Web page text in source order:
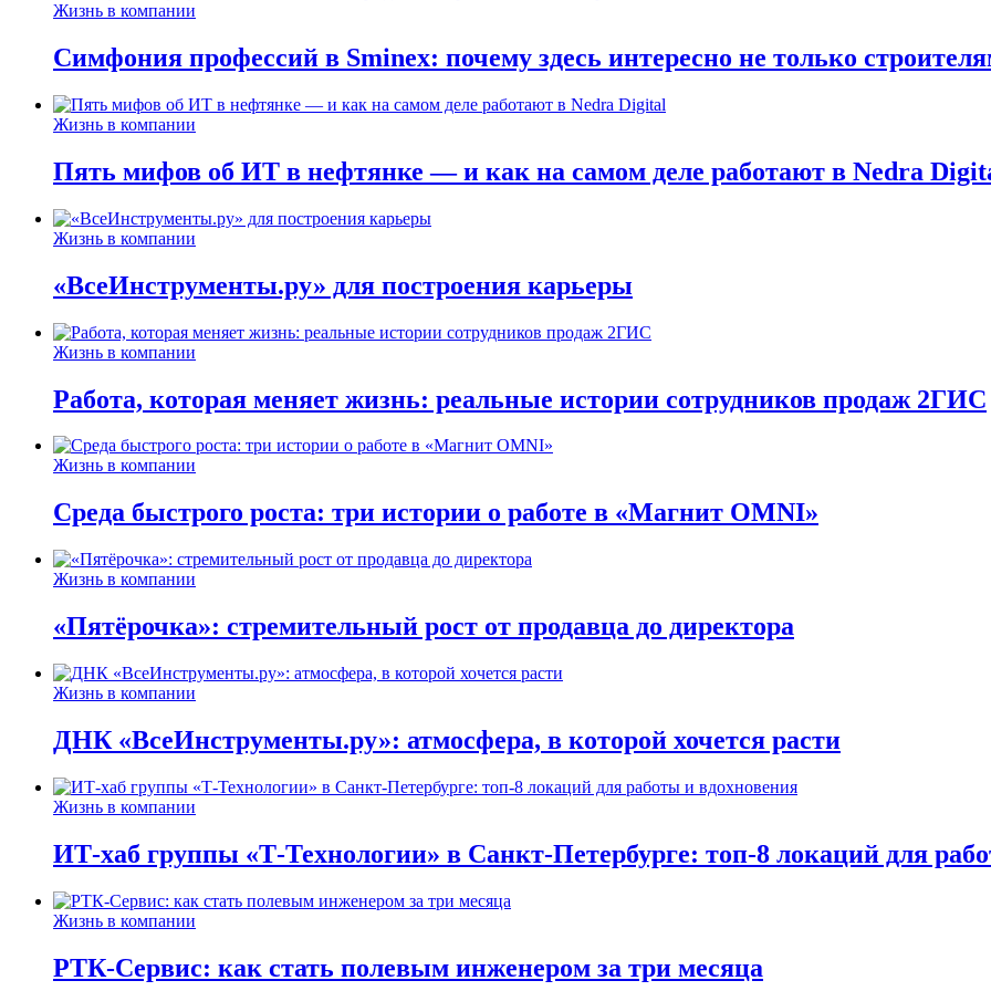
Жизнь в компании
Симфония профессий в Sminex: почему здесь интересно не только
Жизнь в компании
Пять мифов об ИТ в нефтянке — и как на самом деле работают в Nedra
Жизнь в компании
«ВсеИнструменты.ру» для построения карьеры
Жизнь в компании
Работа, которая меняет жизнь: реальные истории сотрудников продаж 2ГИС
Жизнь в компании
Среда быстрого роста: три истории о работе в «Магнит OMNI»
Жизнь в компании
«Пятёрочка»: стремительный рост от продавца до директора
Жизнь в компании
ДНК «ВсеИнструменты.ру»: атмосфера, в которой хочется расти
Жизнь в компании
ИТ-хаб группы «Т-Технологии» в Санкт-Петербурге: топ-8 локаций для
Жизнь в компании
РТК-Сервис: как стать полевым инженером за три месяца